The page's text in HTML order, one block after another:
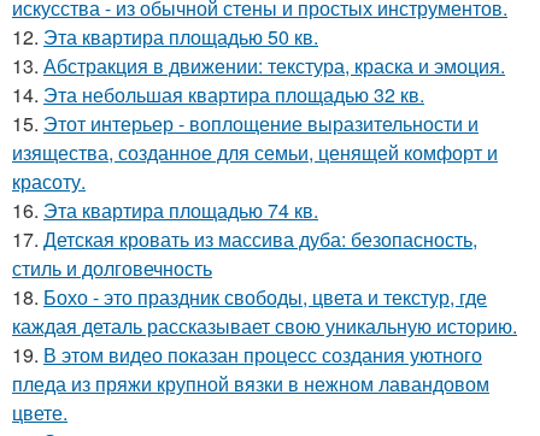
искусства - из обычной стены и простых инструментов.
12. Эта квартира площадью 50 кв.
13. Абстракция в движении: текстура, краска и эмоция.
14. Эта небольшая квартира площадью 32 кв.
15. Этот интерьер - воплощение выразительности и
изящества, созданное для семьи, ценящей комфорт и
красоту.
16. Эта квартира площадью 74 кв.
17. Детская кровать из массива дуба: безопасность,
стиль и долговечность
18. Бохо - это праздник свободы, цвета и текстур, где
каждая деталь рассказывает свою уникальную историю.
19. В этом видео показан процесс создания уютного
пледа из пряжи крупной вязки в нежном лавандовом
цвете.